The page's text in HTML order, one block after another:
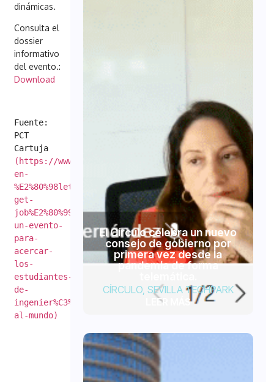
dinámicas.
Consulta el
dossier
informativo
del evento.:
Download
Fuente:
PCT
(https://www.pctcartuja.es/noticias/participa-
en-
%E2%80%98let%C2%B4s-
get-
job%E2%80%99-
un-evento-
para-
acercar-
los-
estudiantes-
de-
ingenier%C3%ADa-
al-mundo)
El Círculo celebra un nuevo
consejo de gobierno por
primera vez desde la
pandemia de forma
CÍRCULO, SEVILLA TECHPARK
LEER MÁS